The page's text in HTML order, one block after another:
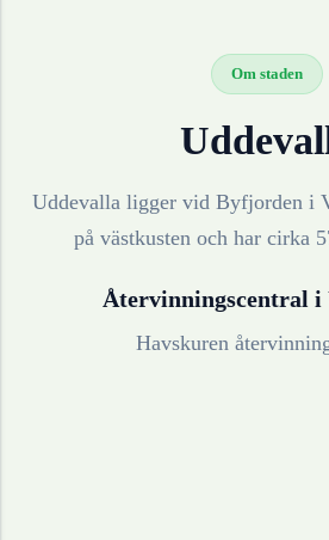
Om staden
Uddevalla ligger vid Byfjorden i
på västkusten och har cirka
Återvinningscentral i
Havskuren